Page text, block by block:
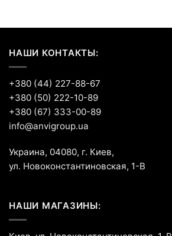
НАШИ КОНТАКТЫ:
+380 (44) 227-88-67
+380 (50) 222-10-89
+380 (67) 333-00-89
info@anvigroup.ua
Украина, 04080, г. Киев,
ул. Новоконстантиновская, 1-В
НАШИ МАГАЗИНЫ: